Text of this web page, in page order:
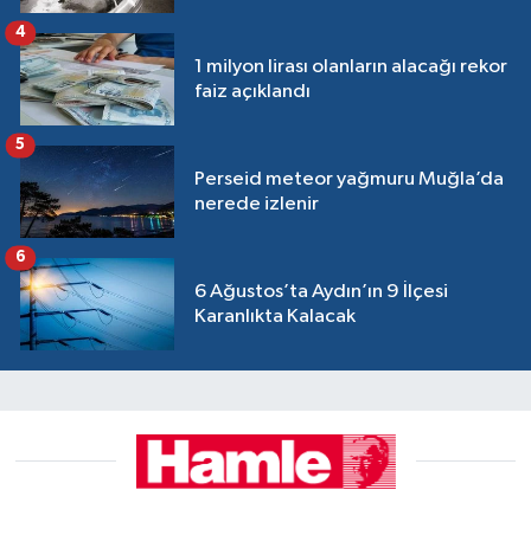
1 milyon lirası olanların alacağı rekor
faiz açıklandı
4
Perseid meteor yağmuru Muğla’da
nerede izlenir
5
6 Ağustos’ta Aydın’ın 9 İlçesi
Karanlıkta Kalacak
6